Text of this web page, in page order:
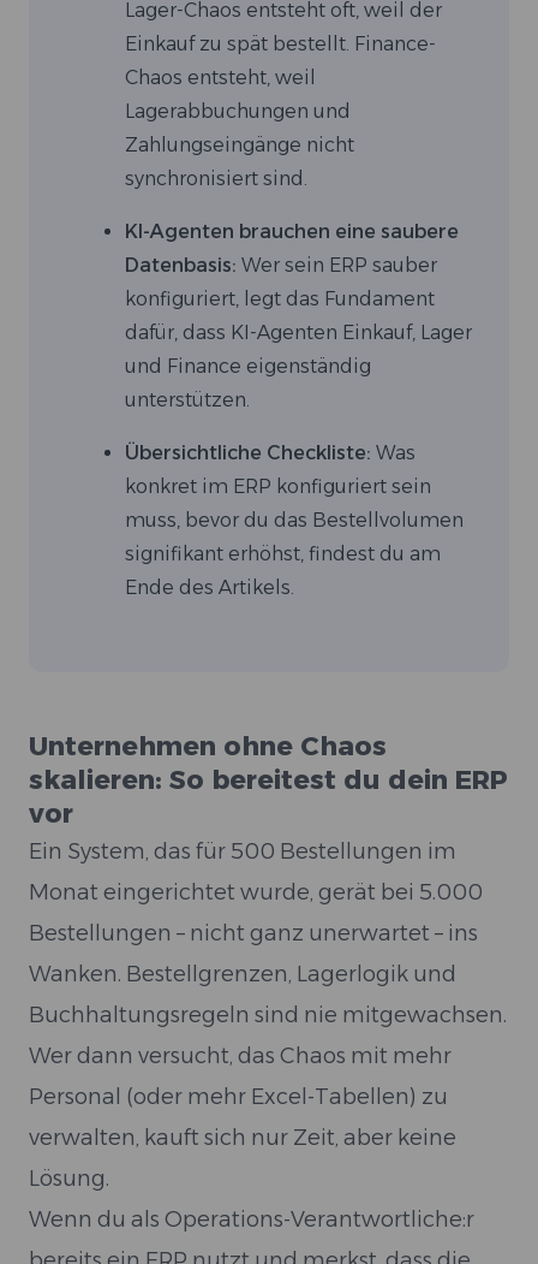
Lager-Chaos entsteht oft, weil der
Einkauf zu spät bestellt. Finance-
Chaos entsteht, weil
Lagerabbuchungen und
Zahlungseingänge nicht
synchronisiert sind.
KI-Agenten brauchen eine saubere
Datenbasis: Wer sein ERP sauber
konfiguriert, legt das Fundament
dafür, dass KI-Agenten Einkauf, Lager
und Finance eigenständig
unterstützen.
Übersichtliche Checkliste: Was
konkret im ERP konfiguriert sein
muss, bevor du das Bestellvolumen
signifikant erhöhst, findest du am
Ende des Artikels.
Unternehmen ohne Chaos
skalieren: So bereitest du dein ERP
vor
Ein System, das für 500 Bestellungen im
Monat eingerichtet wurde, gerät bei 5.000
Bestellungen – nicht ganz unerwartet – ins
Wanken. Bestellgrenzen, Lagerlogik und
Buchhaltungsregeln sind nie mitgewachsen.
Wer dann versucht, das Chaos mit mehr
Personal (oder mehr Excel-Tabellen) zu
verwalten, kauft sich nur Zeit, aber keine
Lösung.
Wenn du als Operations-Verantwortliche:r